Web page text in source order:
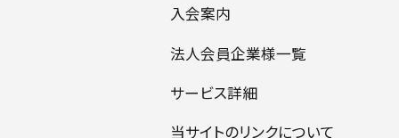
入会案内
法人会員企業様一覧
サービス詳細
当サイトのリンクについて